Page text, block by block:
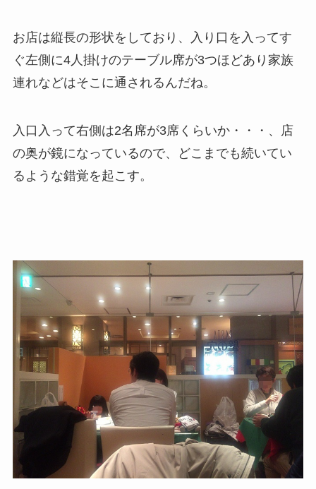
お店は縦長の形状をしており、入り口を入ってす
ぐ左側に4人掛けのテーブル席が3つほどあり家族
連れなどはそこに通されるんだね。
入口入って右側は2名席が3席くらいか・・・、店
の奥が鏡になっているので、どこまでも続いてい
るような錯覚を起こす。